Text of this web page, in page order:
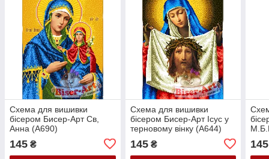
Схема для вишивки
бісером Бисер-Арт Св,
Анна (А690)
145 ₴
Схема для вишивки
бісером Бисер-Арт Ісус у
терновому вінку (А644)
145₴ 145